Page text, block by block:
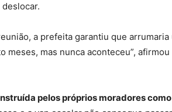
a prefeita garantiu que
meses, mas nunca aconteceu”,
pelos próprios moradores